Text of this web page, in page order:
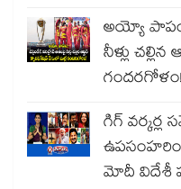
అయ్యో
నీళ్లు
గందరగోళం!
గిగ్
మోదీ విదేశీ